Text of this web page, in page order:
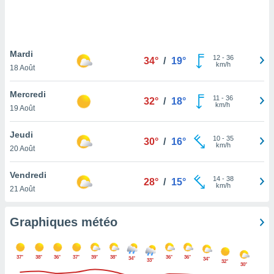
pas
de
à
cas,
que
sur le
que
ne
Mardi
18 Août
34° / 19° 12- 36
km/h
Mercredi
19 Août
32° / 18° 11 - 36
km/h
Jeudi
20 Août
30° / 16° 10- 35
km/h
Vendredi
21 Août
28° / 15° 14- 38
km/h
Graphiques météo
37° 38° 36° 37° 39° 38° 34° 33°
36° 36° 34° 32°
30°